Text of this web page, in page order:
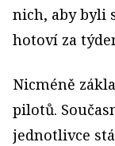
nich, aby byli
hotoví za
Nicméně
pilotů.
jednotlivce